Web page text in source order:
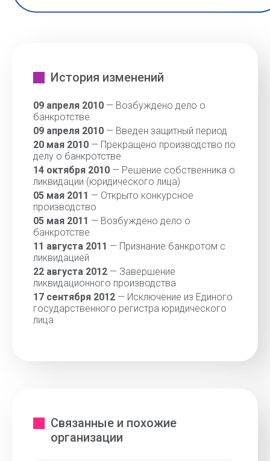
История изменений
09 апреля 2010 — Возбуждено дело о
банкротстве
09 апреля 2010 — Введен защитный период
20 мая 2010 — Прекращено производство по
делу о банкротстве
14 октября 2010 — Решение собственника о
ликвидации (юридического лица)
05 мая 2011 — Открыто конкурсное
производство
05 мая 2011 — Возбуждено дело о
банкротстве
11 августа 2011 — Признание банкротом с
ликвидацией
22 августа 2012 — Завершение
ликвидационного производства
17 сентября 2012 — Исключение из Единого
государственного регистра юридического
лица
Связанные и похожие
организации